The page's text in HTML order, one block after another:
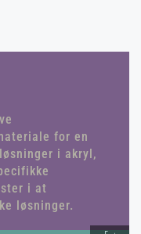
for en
i akryl,
i at
løsninger.